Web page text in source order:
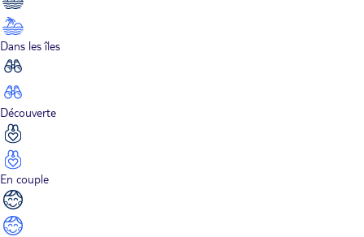
Dans les îles
Découverte
En couple